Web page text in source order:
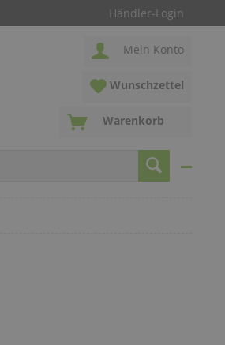
Händler-Login
Mein Konto
Wunschzettel
Warenkorb